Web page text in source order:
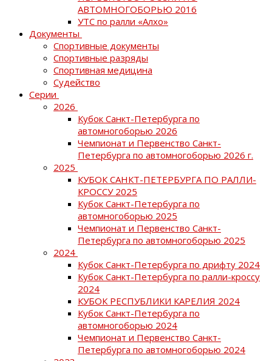
АВТОМНОГОБОРЬЮ 2016
УТС по ралли «Алхо»
Документы
Спортивные документы
Спортивные разряды
Спортивная медицина
Судейство
Серии
2026
Кубок Санкт-Петербурга по
автомногоборью 2026
Чемпионат и Первенство Санкт-
Петербурга по автомногоборью 2026 г.
2025
КУБОК САНКТ-ПЕТЕРБУРГА ПО РАЛЛИ-
КРОССУ 2025
Кубок Санкт-Петербурга по
автомногоборью 2025
Чемпионат и Первенство Санкт-
Петербурга по автомногоборью 2025
2024
Кубок Санкт-Петербурга по дрифту 2024
Кубок Санкт-Петербурга по ралли-кроссу
2024
КУБОК РЕСПУБЛИКИ КАРЕЛИЯ 2024
Кубок Санкт-Петербурга по
автомногоборью 2024
Чемпионат и Первенство Санкт-
Петербурга по автомногоборью 2024